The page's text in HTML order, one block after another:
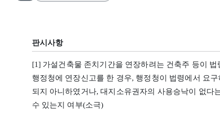
판시사항
[1] 가설건축물 존치기간을 연장하려는 건축주 등이
행정청에 연장신고를 한 경우, 행정청이 법령에서 요
되지 아니하였거나, 대지소유권자의 사용승낙이 없다
수 있는지 여부(소극)